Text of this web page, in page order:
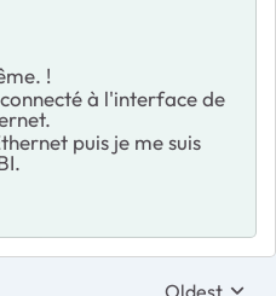
!
à l'interface de
puis je me suis
Oldest